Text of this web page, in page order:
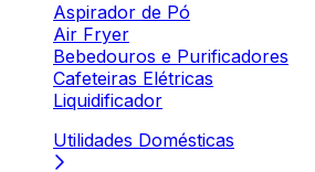
Aspirador de Pó
Air Fryer
Bebedouros e Purificadores
Cafeteiras Elétricas
Liquidificador
Utilidades Domésticas